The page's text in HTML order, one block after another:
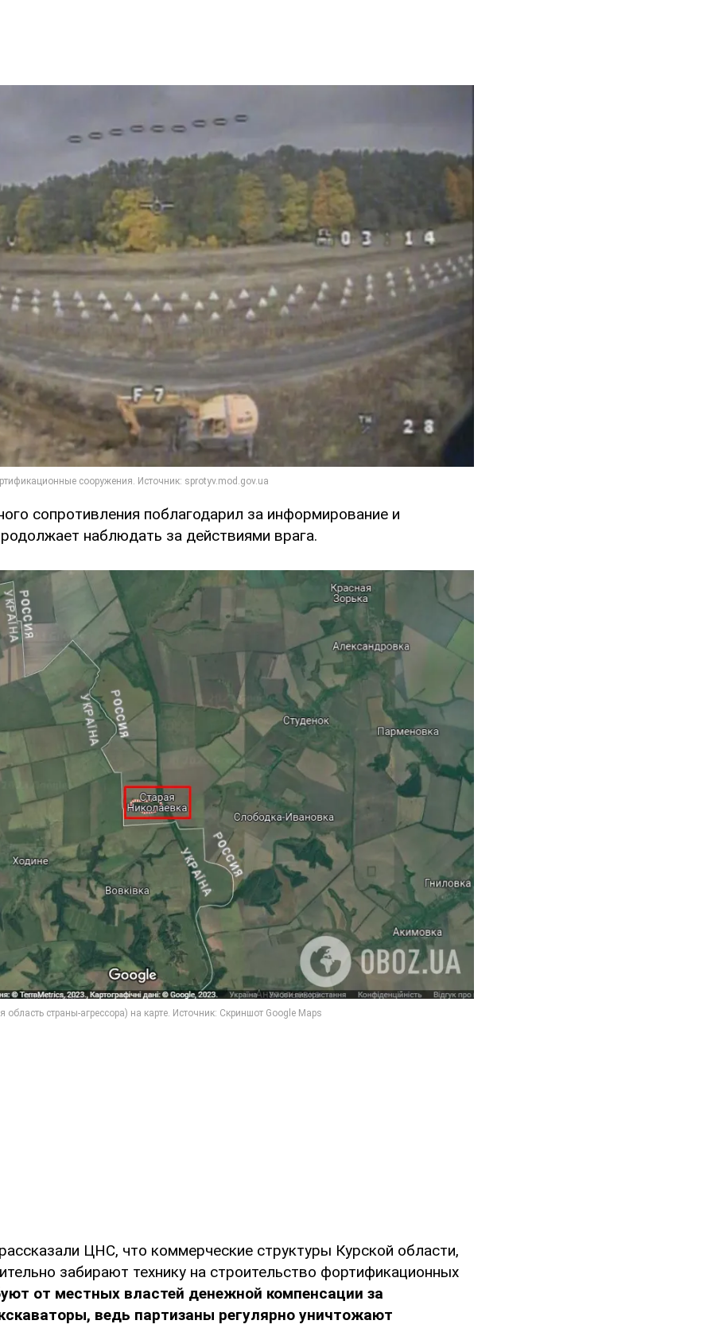
сопротивления поблагодарил за информирование и
наблюдать за действиями врага.
ЦНС, что коммерческие структуры Курской области,
забирают технику на строительство фортификационных
от местных властей денежной компенсации за
ведь партизаны регулярно уничтожают